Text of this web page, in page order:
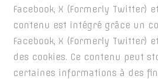
Facebook, X (Formerly Twitter)
contenu est intégré grâce un
Facebook, X (Formerly Twitter)
des cookies. Ce contenu peut
certaines informations à des